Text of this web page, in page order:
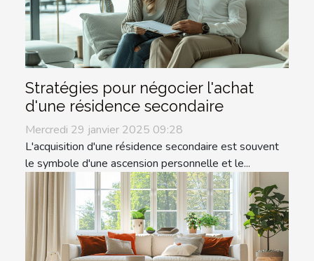
Stratégies pour négocier l'achat
d'une résidence secondaire
Mercredi 29 janvier 2025 09:28
L'acquisition d'une résidence secondaire est souvent
le symbole d'une ascension personnelle et le...